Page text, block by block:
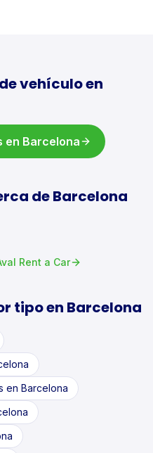
vehículo en
en Barcelona
deBarcelona
Rent a Car
tipo en Barcelona
en Barcelona